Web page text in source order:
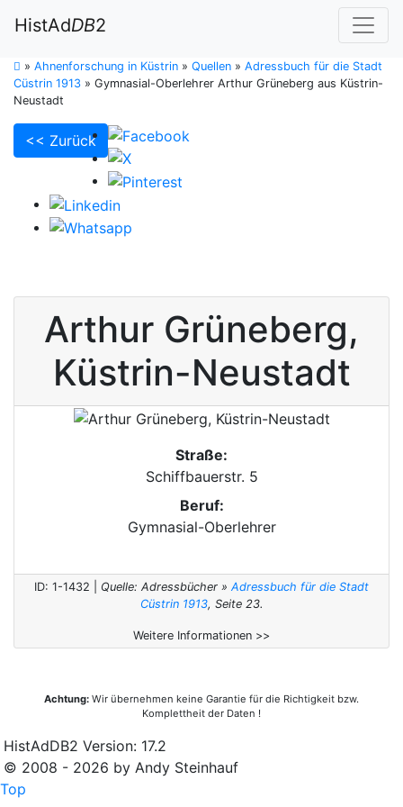
HistAdDB2
» Ahnenforschung in Küstrin » Quellen » Adressbuch für die Stadt
Cüstrin 1913 » Gymnasial-Oberlehrer Arthur Grüneberg aus Küstrin-
Neustadt
<< Zurück
Arthur Grüneberg,
Küstrin-Neustadt
Straße:
Schiffbauerstr. 5
Beruf:
Gymnasial-Oberlehrer
ID: 1-1432 | Quelle: Adressbücher » Adressbuch für die Stadt
Cüstrin 1913, Seite 23.
Weitere Informationen >>
Achtung: Wir übernehmen keine Garantie für die Richtigkeit bzw.
Komplettheit der Daten !
HistAdDB2 Version: 17.2
© 2008 - 2026 by Andy Steinhauf
Top